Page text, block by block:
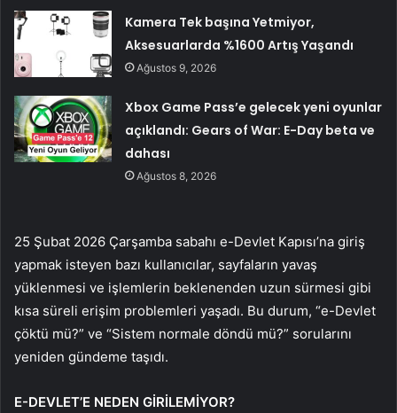
Kamera Tek başına Yetmiyor,
Aksesuarlarda %1600 Artış Yaşandı
Ağustos 9, 2026
Xbox Game Pass’e gelecek yeni oyunlar
açıklandı: Gears of War: E-Day beta ve
dahası
Ağustos 8, 2026
25 Şubat 2026 Çarşamba sabahı e-Devlet Kapısı’na giriş
yapmak isteyen bazı kullanıcılar, sayfaların yavaş
yüklenmesi ve işlemlerin beklenenden uzun sürmesi gibi
kısa süreli erişim problemleri yaşadı. Bu durum, “e-Devlet
çöktü mü?” ve “Sistem normale döndü mü?” sorularını
yeniden gündeme taşıdı.
E-DEVLET’E NEDEN GİRİLEMİYOR?